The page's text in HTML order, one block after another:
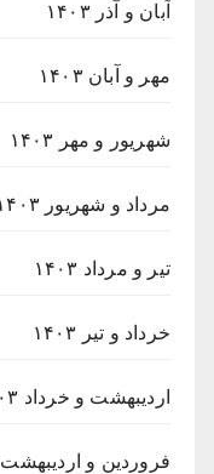
آبان و آذر ۱۴۰۳
مهر و آبان ۱۴۰۳
شهریور و مهر ۱۴۰۳
مرداد و شهریور ۱۴۰۳
تیر و مرداد ۱۴۰۳
خرداد و تیر ۱۴۰۳
اردیبهشت و خرداد ۱۴۰۳
فروردین و اردیبهشت ۱۴۰۳